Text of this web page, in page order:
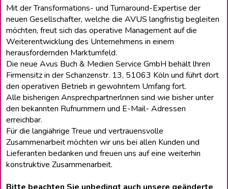
Mit der Transformations- und Turnaround-Expertise der
neuen Gesellschafter, welche die AVUS langfristig begleiten
möchten, freut sich das operative Management auf die
Weiterentwicklung des Unternehmens in einem
herausfordernden Marktumfeld.
Die neue Avus Buch & Medien Service GmbH behält lhren
Firmensitz in der Schanzenstr. 13, 51063 Köln und führt dort
den operativen Betrieb in gewohntem Umfang fort.
Alle bisherigen Ansprechpartnerlnnen sind wie bisher unter
den bekannten Rufnummern und E-Mail- Adressen
erreichbar.
Für die langiährige Treue und vertrauensvolle
Zusammenarbeit möchten wir uns bei allen Kunden und
Lieferanten bedanken und freuen uns auf eine weiterhin
konstruktive Zusammenarbeit.